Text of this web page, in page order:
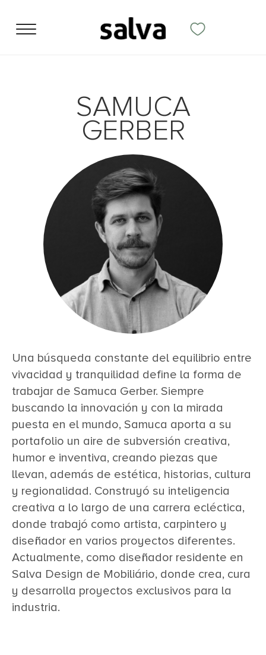
SAMUCA
GERBER
Una búsqueda constante del equilibrio entre
vivacidad y tranquilidad define la forma de
trabajar de Samuca Gerber. Siempre
buscando la innovación y con la mirada
puesta en el mundo, Samuca aporta a su
portafolio un aire de subversión creativa,
humor e inventiva, creando piezas que
llevan, además de estética, historias, cultura
y regionalidad. Construyó su inteligencia
creativa a lo largo de una carrera ecléctica,
donde trabajó como artista, carpintero y
diseñador en varios proyectos diferentes.
Actualmente, como diseñador residente en
Salva Design de Mobiliário, donde crea, cura
y desarrolla proyectos exclusivos para la
industria.